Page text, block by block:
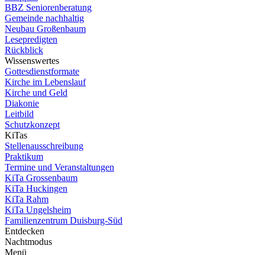
BBZ Seniorenberatung
Gemeinde nachhaltig
Neubau Großenbaum
Lesepredigten
Rückblick
Wissenswertes
Gottesdienstformate
Kirche im Lebenslauf
Kirche und Geld
Diakonie
Leitbild
Schutzkonzept
KiTas
Stellenausschreibung
Praktikum
Termine und Veranstaltungen
KiTa Grossenbaum
KiTa Huckingen
KiTa Rahm
KiTa Ungelsheim
Familienzentrum Duisburg-Süd
Entdecken
Nachtmodus
Menü